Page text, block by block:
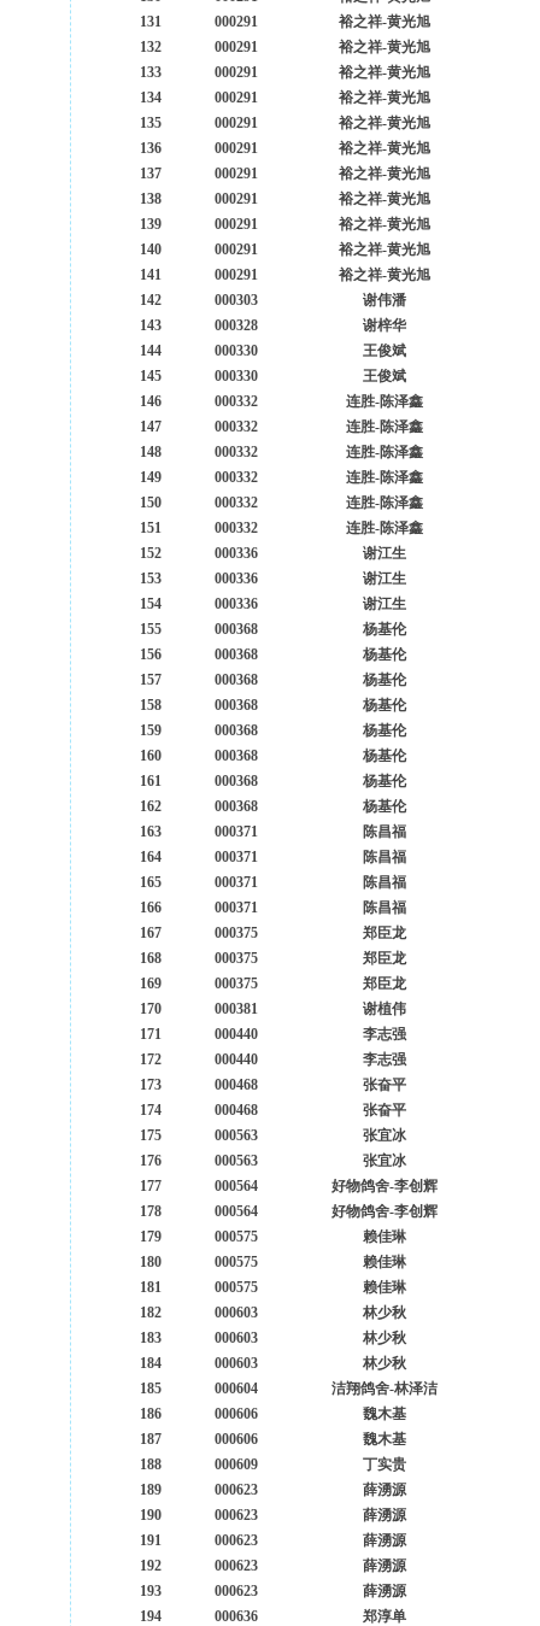
131
000291
裕之祥-黄光旭
132
000291
裕之祥-黄光旭
133
000291
裕之祥-黄光旭
134
000291
裕之祥-黄光旭
135
000291
裕之祥-黄光旭
136
000291
裕之祥-黄光旭
137
000291
裕之祥-黄光旭
138
000291
裕之祥-黄光旭
139
000291
裕之祥-黄光旭
140
000291
裕之祥-黄光旭
141
000291
裕之祥-黄光旭
142
000303
谢伟潘
143
000328
谢梓华
144
000330
王俊斌
145
000330
王俊斌
146
000332
连胜-陈泽鑫
147
000332
连胜-陈泽鑫
148
000332
连胜-陈泽鑫
149
000332
连胜-陈泽鑫
150
000332
连胜-陈泽鑫
151
000332
连胜-陈泽鑫
152
000336
谢江生
153
000336
谢江生
154
000336
谢江生
155
000368
杨基伦
156
000368
杨基伦
157
000368
杨基伦
158
000368
杨基伦
159
000368
杨基伦
160
000368
杨基伦
161
000368
杨基伦
162
000368
杨基伦
163
000371
陈昌福
164
000371
陈昌福
165
000371
陈昌福
166
000371
陈昌福
167
000375
郑臣龙
168
000375
郑臣龙
169
000375
郑臣龙
170
000381
谢植伟
171
000440
李志强
172
000440
李志强
173
000468
张奋平
174
000468
张奋平
175
000563
张宜冰
176
000563
张宜冰
177
000564
好物鸽舍-李创辉
178
000564
好物鸽舍-李创辉
179
000575
赖佳琳
180
000575
赖佳琳
181
000575
赖佳琳
182
000603
林少秋
183
000603
林少秋
184
000603
林少秋
185
000604
洁翔鸽舍-林泽洁
186
000606
魏木基
187
000606
魏木基
188
000609
丁实贵
189
000623
薛湧源
190
000623
薛湧源
191
000623
薛湧源
192
000623
薛湧源
193
000623
薛湧源
194
000636
郑淳单